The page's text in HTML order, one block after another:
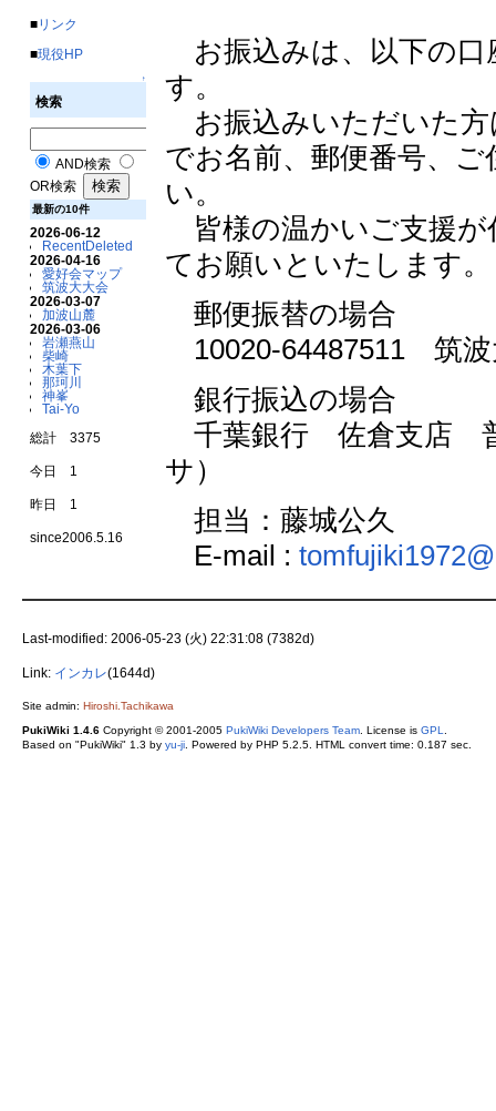
■リンク
■現役HP
↑
検索
AND検索
OR検索
最新の10件
2026-06-12
RecentDeleted
2026-04-16
愛好会マップ
筑波大大会
2026-03-07
加波山麓
2026-03-06
岩瀬燕山
柴崎
木葉下
那珂川
神峯
Tai-Yo
総計 3375
今日 1
昨日 1
since2006.5.16
お振込みは、以下の口
す。
お振込みいただいた方
でお名前、郵便番号、
い。
皆様の温かいご支援が
てお願いといたします。
郵便振替の場合
10020-64487511 筑波
銀行振込の場合
千葉銀行 佐倉支店
サ）
担当：藤城公久
E-mail :
Last-modified: 2006-05-23 (火) 22:31:08 (7382d)
Link: インカレ(1644d)
Site admin: Hiroshi.Tachikawa
PukiWiki 1.4.6Copyright © 2001-2005 PukiWiki Developers Team. License is GPL
Based on "PukiWiki" 1.3 by yu-ji. Powered by PHP 5.2.5. HTML convert time: 0.187 sec.